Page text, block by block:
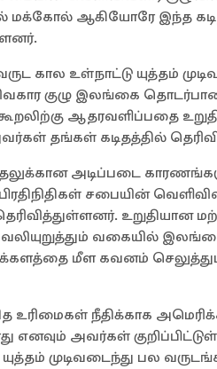
மக்கோல் ஆகியோரே இந்த
கால உள்நாட்டு யுத்தம்
குழு இலங்கை
ஆதரவளிப்பதை
தங்கள் கடிதத்தில்
அடிப்படை
சபையின்
உறுதியான
வகையில்
மீள கவனம்
நீதிக்காக
எனவும் அவர்கள்
முடிவடைந்து பல